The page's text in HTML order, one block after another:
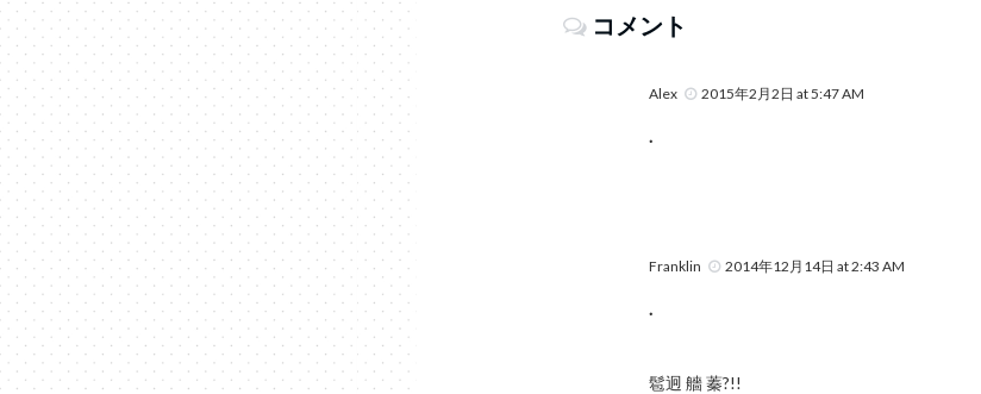
コメント
Alex 2015年2月2日 at 5:47 AM
.
Franklin 2014年12月14日 at 2:43 AM
.
髱迥 艢 蓁?!!